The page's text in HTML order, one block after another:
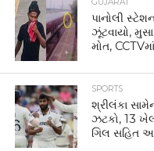
પાનોલી
ઝૂંટવાયો,
મોત,
SPORTS
શ્રીલંકા
ઝટકો, 13
ગિલ સહિત